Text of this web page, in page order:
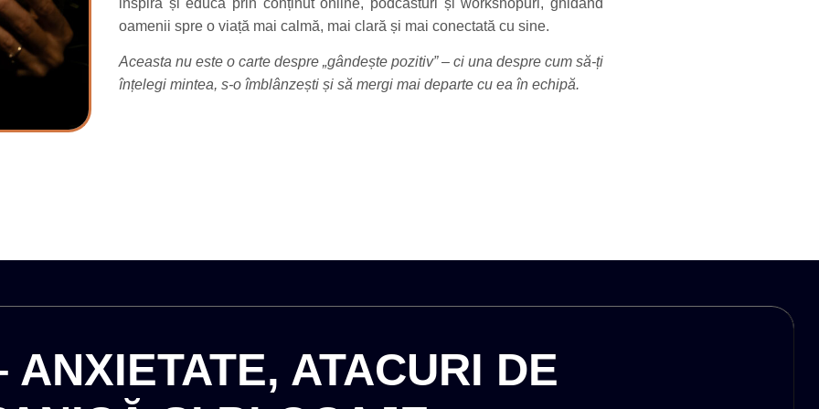
oamenii spre o viață mai calmă, mai clară și mai conectată cu sine.
Aceasta nu este o carte despre „gândește pozitiv” – ci una despre cum să-ți
înțelegi mintea, s-o îmblânzești și să mergi mai departe cu ea în echipă.
ANXIETATE, ATACURI DE